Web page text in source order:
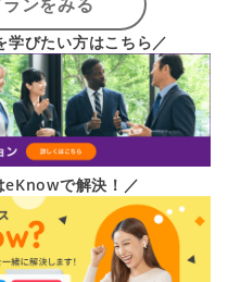
学びたい方はこちら／
eKnowで解決！／